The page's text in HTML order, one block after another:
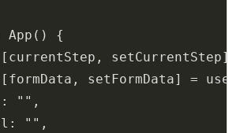
App() {
setCurrentStep]
setFormData] =
"",
"",